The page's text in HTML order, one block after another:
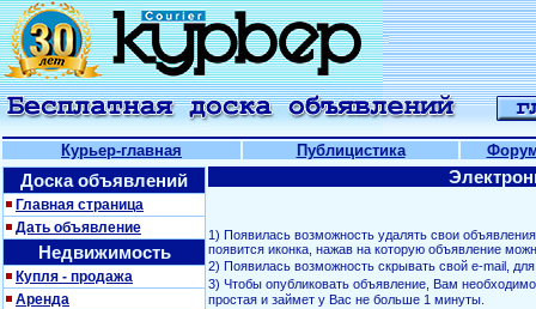
Курьер-главная Публицистика
Доска объявлений
Главная страница
Дать объявление
Недвижимость
Купля - продажа
Аренда
1) Появилась возможность удалять свои
появится иконка, нажав на которую объявление
2) Появилась возможность скрывать свой е-mail,
3) Чтобы опубликовать объявление, Вам
простая и займет у Вас не больше 1 минуты.